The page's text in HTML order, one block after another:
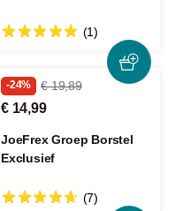
(1)
-24% € 19,89
€ 14,99
JoeFrex Groep Borstel
Exclusief
(7)